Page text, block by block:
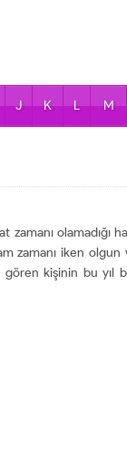
J K L M
zamanı olamadığı
zamanı iken
gören kişinin bu yıl